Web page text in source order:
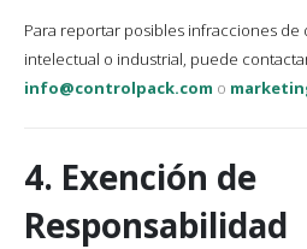
Para reportar posibles infracciones
intelectual o industrial, puede
info@controlpack.com o
4. Exención de
Responsabilidad